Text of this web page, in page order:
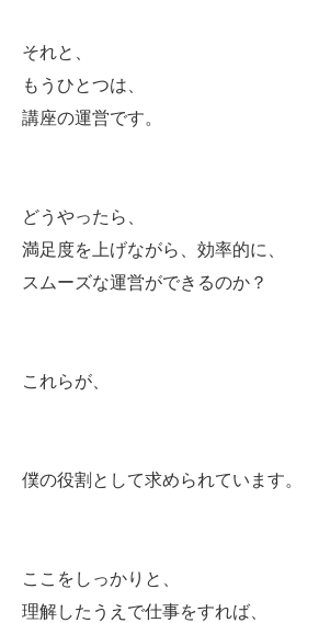
それと、
もうひとつは、
講座の運営です。
どうやったら、
満足度を上げながら、効率的に、
スムーズな運営ができるのか？
これらが、
僕の役割として求められています。
ここをしっかりと、
理解したうえで仕事をすれば、